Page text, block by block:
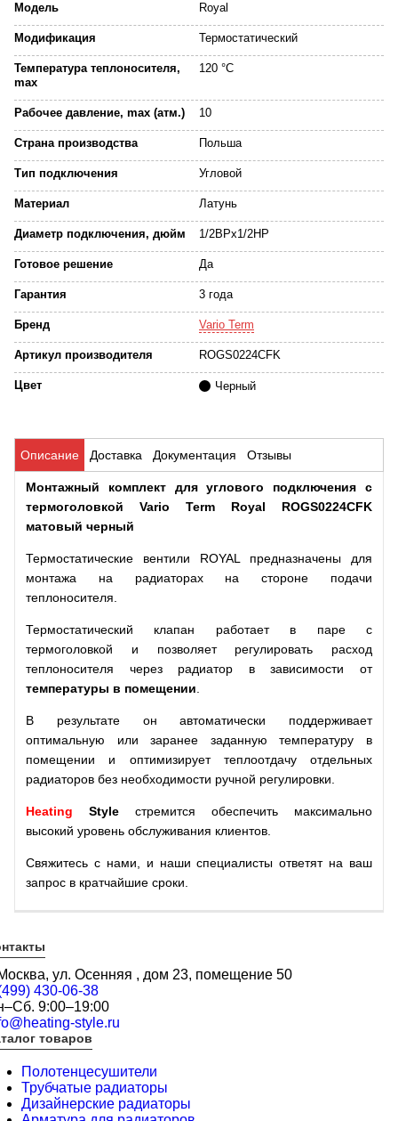
Модель Royal
Модификация Термостатический
Температура теплоносителя,
max
120 °C
Рабочее давление, max (атм.) 10
Страна производства Польша
Тип подключения Угловой
Материал Латунь
Диаметр подключения, дюйм 1/2ВРх1/2НР
Готовое решение Да
Гарантия 3 года
Бренд Vario Term
Артикул производителя ROGS0224CFK
Цвет Черный
Описание Доставка Документация Отзывы
Монтажный комплект для углового подключения с
термоголовкой Vario Term Royal ROGS0224CFK
матовый черный
Термостатические вентили ROYAL предназначены для
монтажа на радиаторах на стороне подачи
теплоносителя.
Термостатический клапан работает в паре с
термоголовкой и позволяет регулировать расход
теплоносителя через радиатор в зависимости от
температуры в помещении
В результате он автоматически поддерживает
оптимальную или заранее заданную температуру в
помещении и оптимизирует теплоотдачу отдельных
радиаторов без необходимости ручной регулировки.
Heating Style стремится обеспечить максимально
высокий уровень обслуживания клиентов.
Свяжитесь с нами, и наши специалисты ответят на ваш
запрос в кратчайшие сроки.
ул. Осенняя , дом 23, помещение 50
430-06-38
9:00–19:00
style.ru
товаров
Полотенцесушители
Трубчатые радиаторы
Дизайнерские радиаторы